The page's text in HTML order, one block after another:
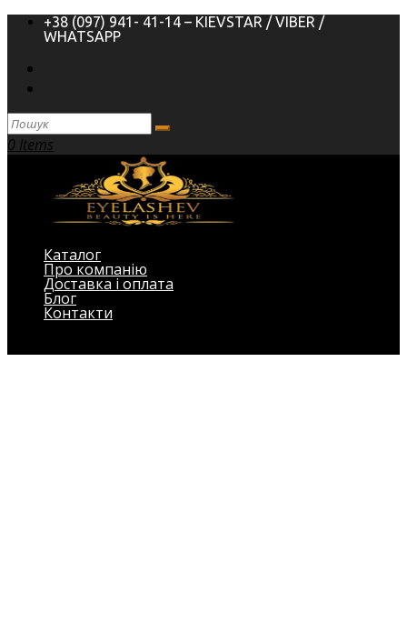
+38 (097) 941- 41-14 – KIEVSTAR / VIBER /
WHATSAPP
0 Items
Каталог
Про компанію
Доставка і оплата
Блог
Контакти